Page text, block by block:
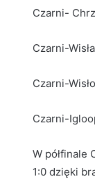
Czarni-
Czarni-
Czarni-
Czarni-
W półfinale
1:0 dzięki